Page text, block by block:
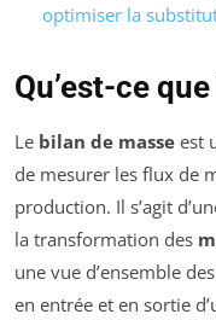
optimiser la
Qu’est-ce
Le bilan de masse est
de mesurer les flux de
production. Il s’agit
la transformation des
une vue d’ensemble
en entrée et en sortie